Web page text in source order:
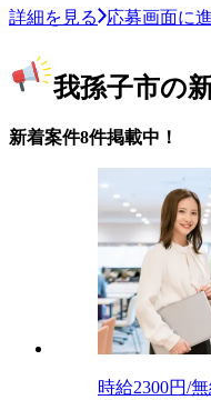
詳細を見る 応募画面に
我孫子市の
新着案件8件掲載中！
時給2300円/